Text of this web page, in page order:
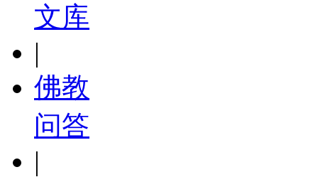
文库
|
佛教
问答
|